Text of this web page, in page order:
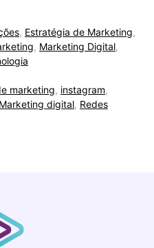
, Estratégia de Marketing,
, Marketing Digital,
marketing, instagram,
Marketing digital, Redes